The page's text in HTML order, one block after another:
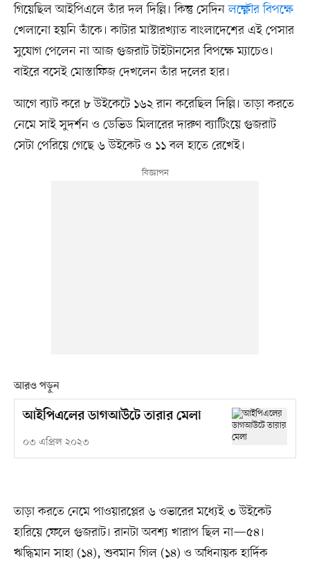
গিয়েছিল আইপিএলে তাঁর দল দিল্লি। কিন্তু সেদিনলক্ষ্ণৌর বিপক্ষে
খেলানো হয়নি তাঁকে। কাটার মাস্টারখ্যাত বাংলাদেশের এই পেসার
সুযোগ পেলেন না আজ গুজরাট টাইটানসের বিপক্ষে ম্যাচেও।
বাইরে বসেই মোস্তাফিজ দেখলেন তাঁর দলের হার।
আগে ব্যাট করে ৮ উইকেটে ১৬২ রান করেছিল দিল্লি। তাড়া করতে
নেমে সাই সুদর্শন ও ডেভিড মিলারের দারুণ ব্যাটিংয়ে গুজরাট
সেটা পেরিয়ে গেছে ৬ উইকেট ও ১১ বল হাতে রেখেই।
আরও পড়ুন
আইপিএলের ডাগআউটে তারার মেলা
০৩ এপ্রিল ২০২৩
তাড়া করতে নেমে পাওয়ারপ্লের ৬ ওভারের মধ্যেই ৩ উইকেট
হারিয়ে ফেলে গুজরাট। রানটা অবশ্য খারাপ ছিল না—৫৪।
ঋদ্ধিমান সাহা (১৪), শুবমান গিল (১৪) ও অধিনায়ক হার্দিক